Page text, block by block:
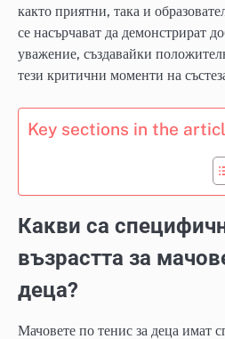
както приятни, така и
се насърчават да демонстрират
уважение, създавайки
тези критични моменти на
Key sections in the
Какви са
възрастта за
деца?
Мачовете по тенис за деца имат